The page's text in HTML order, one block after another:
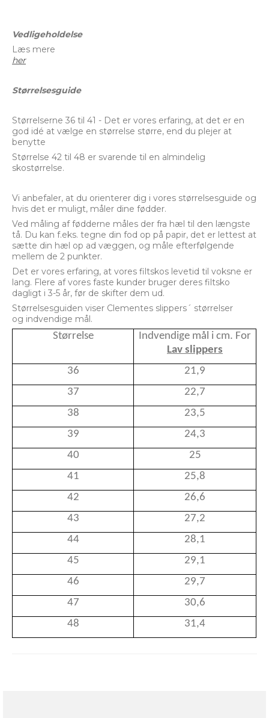
Vedligeholdelse
Læs mere
her
Størrelsesguide
Størrelserne 36 til 41 - Det er vores erfaring, at det er en
god idé at vælge en størrelse større, end du plejer at
benytte
Størrelse 42 til 48 er svarende til en almindelig
skostørrelse.
Vi anbefaler, at du orienterer dig i vores størrelsesguide og
hvis det er muligt, måler dine fødder.
Ved måling af fødderne måles der fra hæl til den længste
tå. Du kan f.eks. tegne din fod op på papir, det er lettest at
sætte din hæl op ad væggen, og måle efterfølgende
mellem de 2 punkter.
Det er vores erfaring, at vores filtskos levetid til voksne er
lang. Flere af vores faste kunder bruger deres filtsko
dagligt i 3-5 år, før de skifter dem ud.
Størrelsesguiden viser Clementes slippers´ størrelser
og indvendige mål.
Størrelse
Indvendige mål i cm. For
Lav slippers
36
21,9
37
22,7
38
23,5
39
24,3
40
25
41
25,8
42
26,6
43
27,2
44
28,1
45
29,1
46
29,7
47
30,6
48
31,4